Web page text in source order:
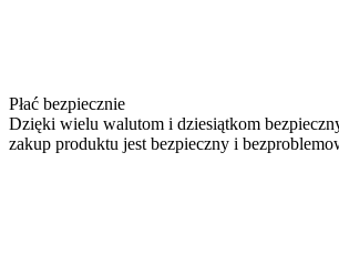
Płać bezpiecznie
Dzięki wielu walutom i dziesiątkom
zakup produktu jest bezpieczny i